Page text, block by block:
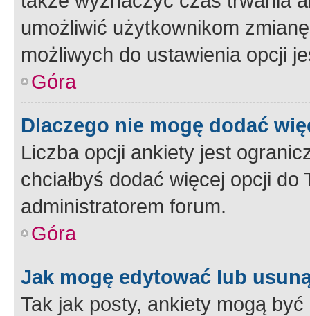
umożliwić użytkownikom
możliwych do ustawienia opcji
Góra
Dlaczego nie mogę dodać
Liczba opcji ankiety jest
chciałbyś dodać więcej opcji
administratorem forum.
Góra
Jak mogę edytować lub
Tak jak posty, ankiety mogą